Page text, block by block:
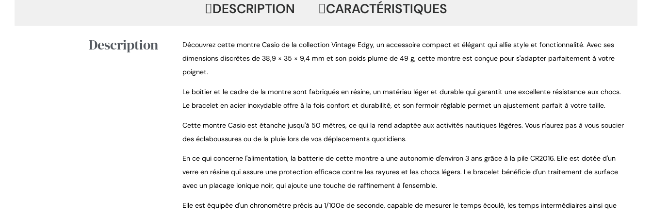
9.4/10
DESCRIPTION CARACTÉRISTIQUES
Description
Découvrez cette montre Casio de la collection Vintage Edgy, un accessoire compact et élégant qui allie style et fonctionnalité. Avec ses
dimensions discrètes de 38,9 × 35 × 9,4 mm et son poids plume de 49 g, cette montre est conçue pour s'adapter parfaitement à votre
poignet.
Le boîtier et le cadre de la montre sont fabriqués en résine, un matériau léger et durable qui garantit une excellente résistance aux chocs.
Le bracelet en acier inoxydable offre à la fois confort et durabilité, et son fermoir réglable permet un ajustement parfait à votre taille.
Cette montre Casio est étanche jusqu'à 50 mètres, ce qui la rend adaptée aux activités nautiques légères. Vous n'aurez pas à vous soucier
des éclaboussures ou de la pluie lors de vos déplacements quotidiens.
En ce qui concerne l'alimentation, la batterie de cette montre a une autonomie d'environ 3 ans grâce à la pile CR2016. Elle est dotée d'un
verre en résine qui assure une protection efficace contre les rayures et les chocs légers. Le bracelet bénéficie d'un traitement de surface
avec un placage ionique noir, qui ajoute une touche de raffinement à l'ensemble.
Elle est équipée d'un chronomètre précis au 1/100e de seconde, capable de mesurer le temps écoulé, les temps intermédiaires ainsi que